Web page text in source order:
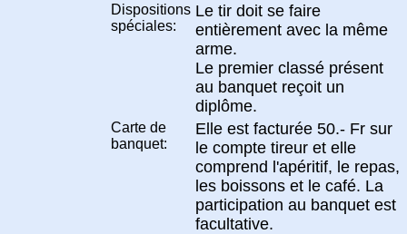
Dispositions
spéciales:
Le tir doit se faire
entièrement avec la même
arme.
Le premier classé présent
au banquet reçoit un
diplôme.
Carte de
banquet:
Elle est facturée 50.- Fr sur
le compte tireur et elle
comprend l'apéritif, le repas,
les boissons et le café. La
participation au banquet est
facultative.